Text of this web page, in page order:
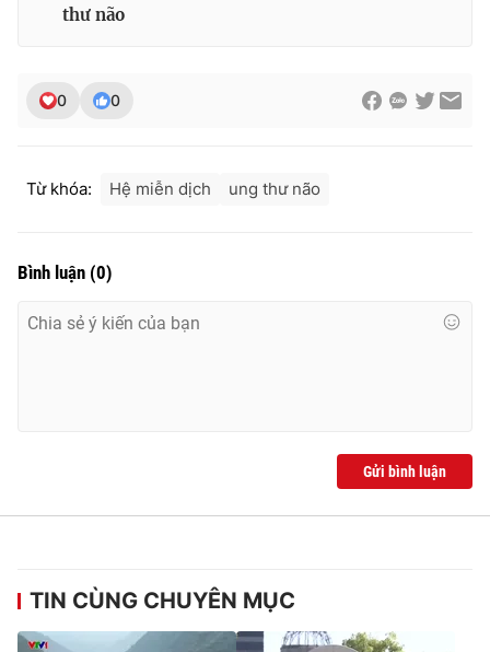
thư não
0 0
Từ khóa: Hệ miễn dịch ung thư não
Bình luận (0)
Gửi bình luận
TIN CÙNG CHUYÊN MỤC